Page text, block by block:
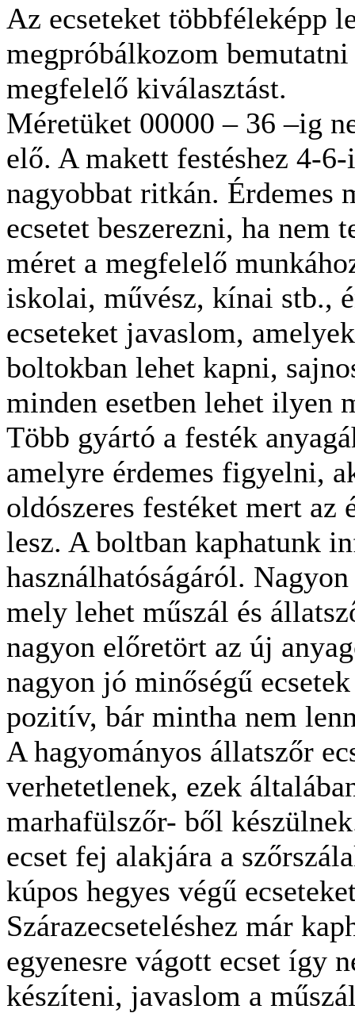
Az ecseteket többféleképp
megpróbálkozom
megfelelő kiválasztást.
Méretüket 00000 – 36 –ig
elő. A makett festéshez 4-
nagyobbat ritkán. Érdemes
ecsetet beszerezni, ha nem
méret a megfelelő
iskolai, művész, kínai stb.,
ecseteket javaslom,
boltokban lehet kapni,
minden esetben lehet ilyen
Több gyártó a festék
amelyre érdemes figyelni,
oldószeres festéket mert az
lesz. A boltban kaphatunk
használhatóságáról.
mely lehet műszál és
nagyon előretört az új
nagyon jó minőségű
pozitív, bár mintha nem
A hagyományos állatszőr
verhetetlenek, ezek
marhafülszőr- ből
ecset fej alakjára a
kúpos hegyes végű
Szárazecseteléshez már
egyenesre vágott ecset így
készíteni, javaslom a